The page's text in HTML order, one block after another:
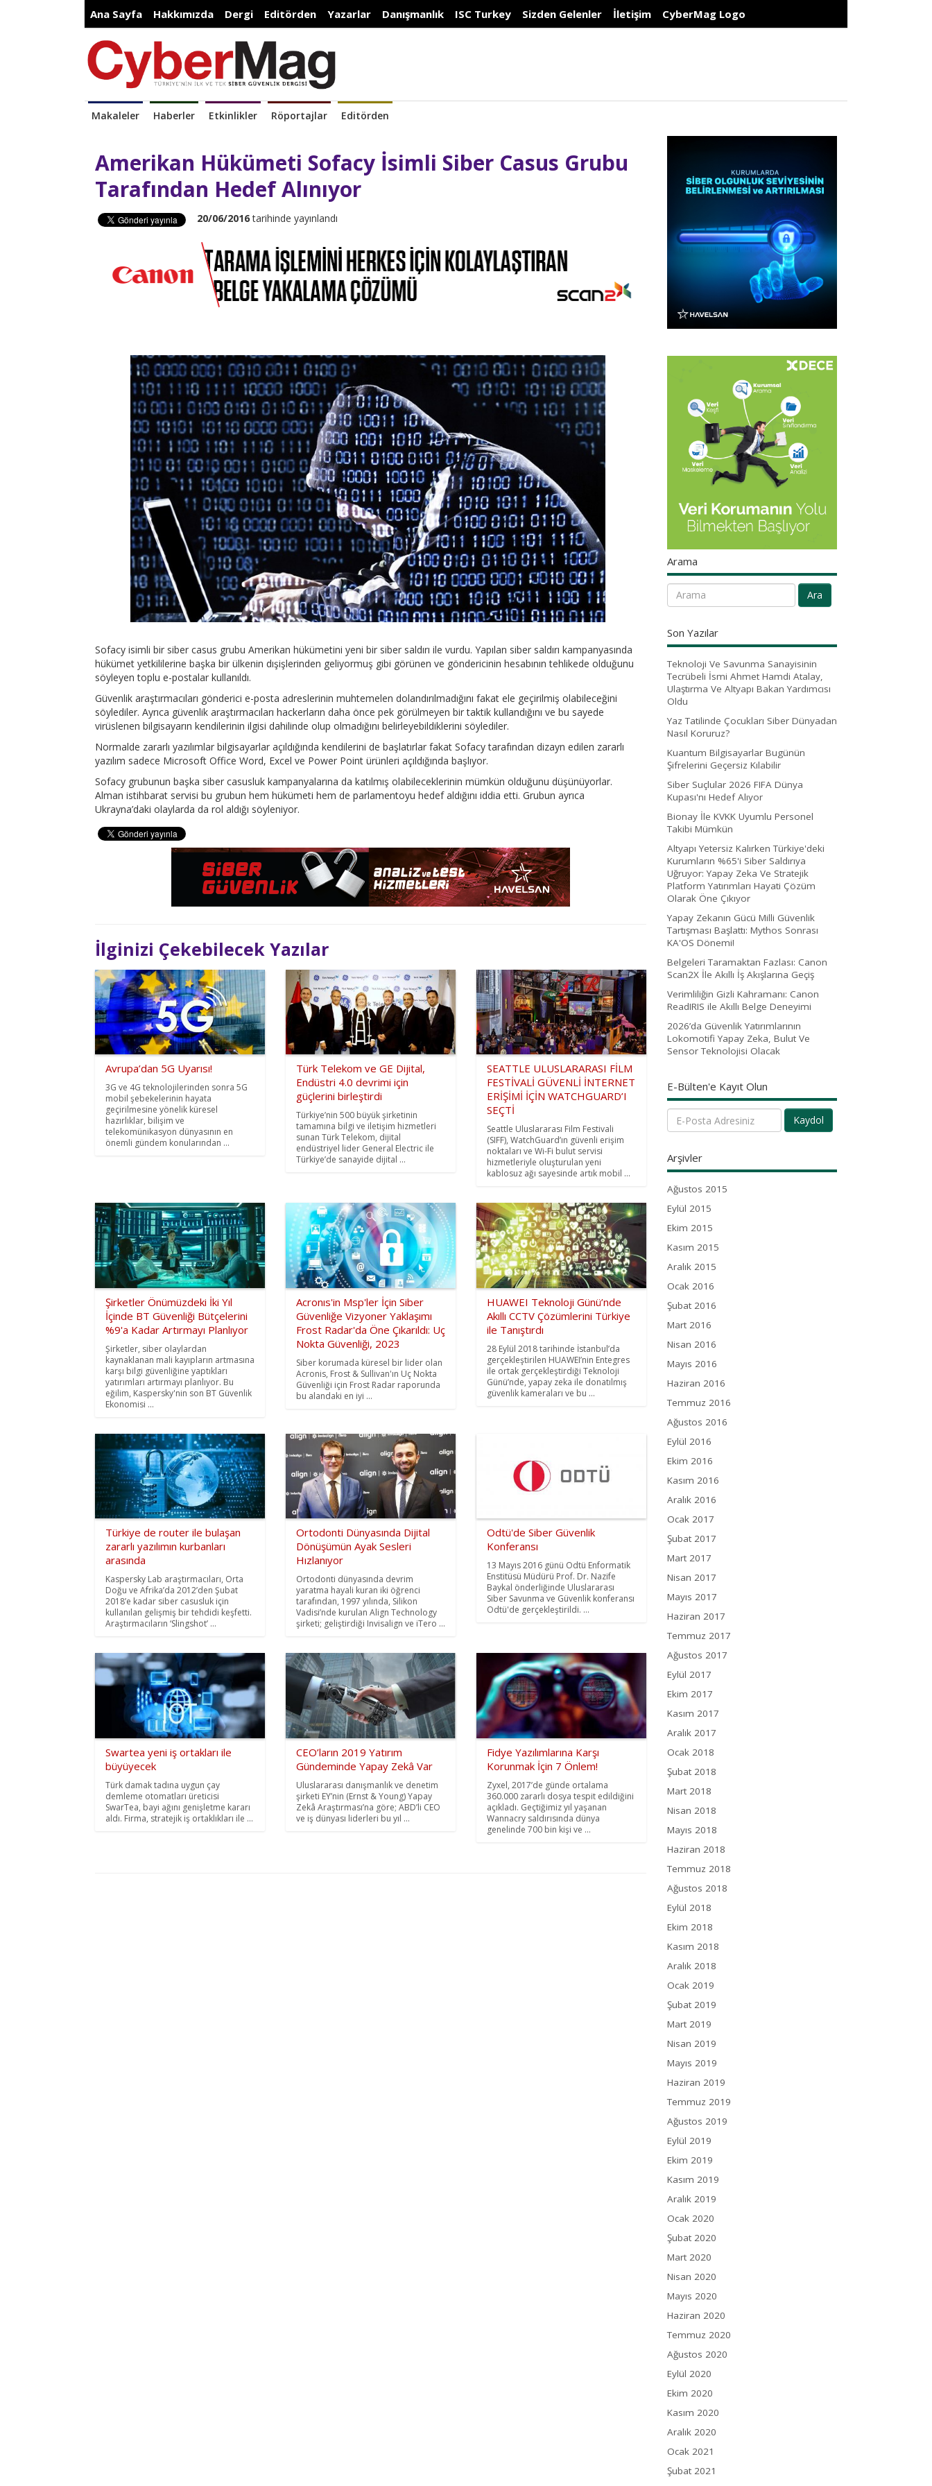
Ana Sayfa Hakkımızda Dergi Editörden Yazarlar Danışmanlık ISC Turkey Sizden Gelenler İletişim CyberMag Logo
Makaleler Haberler Etkinlikler Röportajlar Editörden
Amerikan Hükümeti Sofacy İsimli Siber Casus Grubu
Tarafından Hedef Alınıyor
20/06/2016tarihinde yayınlandı
Sofacy isimli bir siber casus grubu Amerikan hükümetini yeni bir siber saldırı ile vurdu. Yapılan siber saldırı kampanyasında
hükümet yetkililerine başka bir ülkenin dışişlerinden geliyormuş gibi görünen ve göndericinin hesabının tehlikede olduğunu
söyleyen toplu e-postalar kullanıldı.
Güvenlik araştırmacıları gönderici e-posta adreslerinin muhtemelen dolandırılmadığını fakat ele geçirilmiş olabileceğini
söylediler. Ayrıca güvenlik araştırmacıları hackerların daha önce pek görülmeyen bir taktik kullandığını ve bu sayede
virüslenen bilgisayarın kendilerinin ilgisi dahilinde olup olmadığını belirleyebildiklerini söylediler.
Normalde zararlı yazılımlar bilgisayarlar açıldığında kendilerini de başlatırlar fakat Sofacy tarafından dizayn edilen zararlı
yazılım sadece Microsoft Office Word, Excel ve Power Point ürünleri açıldığında başlıyor.
Sofacy grubunun başka siber casusluk kampanyalarına da katılmış olabileceklerinin mümkün olduğunu düşünüyorlar.
Alman istihbarat servisi bu grubun hem hükümeti hem de parlamentoyu hedef aldığını iddia etti. Grubun ayrıca
Ukrayna’daki olaylarda da rol aldığı söyleniyor.
İlginizi Çekebilecek Yazılar
Avrupa’dan 5G Uyarısı!
3G ve 4G teknolojilerinden sonra 5G
mobil şebekelerinin hayata
geçirilmesine yönelik küresel
hazırlıklar, bilişim ve
telekomünikasyon dünyasının en
önemli gündem konularından ...
Türk Telekom ve GE Dijital,
Endüstri 4.0 devrimi için
güçlerini birleştirdi
Türkiye’nin 500 büyük şirketinin
tamamına bilgi ve iletişim hizmetleri
sunan Türk Telekom, dijital
endüstriyel lider General Electric ile
Türkiye’de sanayide dijital ...
SEATTLE ULUSLARARASI FİLM
FESTİVALİ GÜVENLİ İNTERNET
ERİŞİMİ İÇİN WATCHGUARD’I
SEÇTİ
Seattle Uluslararası Film Festivali
(SIFF), WatchGuard’ın güvenli erişim
noktaları ve Wi-Fi bulut servisi
hizmetleriyle oluşturulan yeni
kablosuz ağı sayesinde artık mobil ...
Şirketler Önümüzdeki İki Yıl
İçinde BT Güvenliği Bütçelerini
%9'a Kadar Artırmayı Planlıyor
Şirketler, siber olaylardan
kaynaklanan mali kayıpların artmasına
karşı bilgi güvenliğine yaptıkları
yatırımları artırmayı planlıyor. Bu
eğilim, Kaspersky'nin son BT Güvenlik
Ekonomisi ...
Acronıs'in Msp'ler İçin Siber
Güvenliğe Vizyoner Yaklaşımı
Frost Radar'da Öne Çıkarıldı: Uç
Nokta Güvenliği, 2023
Siber korumada küresel bir lider olan
Acronis, Frost & Sullivan'ın Uç Nokta
Güvenliği için Frost Radar raporunda
bu alandaki en iyi ...
HUAWEI Teknoloji Günü’nde
Akıllı CCTV Çözümlerini Türkiye
ile Tanıştırdı
28 Eylül 2018 tarihinde İstanbul’da
gerçekleştirilen HUAWEI’nin Entegres
ile ortak gerçekleştirdiği Teknoloji
Günü’nde, yapay zeka ile donatılmış
güvenlik kameraları ve bu ...
Türkiye de router ile bulaşan
zararlı yazılımın kurbanları
arasında
Kaspersky Lab araştırmacıları, Orta
Doğu ve Afrika’da 2012’den Şubat
2018’e kadar siber casusluk için
kullanılan gelişmiş bir tehdidi keşfetti.
Araştırmacıların ‘Slingshot’ ...
Ortodonti Dünyasında Dijital
Dönüşümün Ayak Sesleri
Hızlanıyor
Ortodonti dünyasında devrim
yaratma hayali kuran iki öğrenci
tarafından, 1997 yılında, Silikon
Vadisi’nde kurulan Align Technology
şirketi; geliştirdiği Invisalign ve iTero ...
Odtü'de Siber Güvenlik
Konferansı
13 Mayıs 2016 günü Odtü Enformatik
Enstitüsü Müdürü Prof. Dr. Nazife
Baykal önderliğinde Uluslararası
Siber Savunma ve Güvenlik konferansı
Odtü'de gerçekleştirildi. ...
Swartea yeni iş ortakları ile
büyüyecek
Türk damak tadına uygun çay
demleme otomatları üreticisi
SwarTea, bayi ağını genişletme kararı
aldı. Firma, stratejik iş ortaklıkları ile ...
CEO’ların 2019 Yatırım
Gündeminde Yapay Zekâ Var
Uluslararası danışmanlık ve denetim
şirketi EY’nin (Ernst & Young) Yapay
Zekâ Araştırması’na göre; ABD’li CEO
ve iş dünyası liderleri bu yıl ...
Fidye Yazılımlarına Karşı
Korunmak İçin 7 Önlem!
Zyxel, 2017’de günde ortalama
360.000 zararlı dosya tespit edildiğini
açıkladı. Geçtiğimiz yıl yaşanan
Wannacry saldırısında dünya
genelinde 700 bin kişi ve ...
Arama
Ara
Son Yazılar
Teknoloji Ve Savunma Sanayisinin
Tecrübeli İsmi Ahmet Hamdi Atalay,
Ulaştırma Ve Altyapı Bakan Yardımcısı
Oldu
Yaz Tatilinde Çocukları Siber Dünyadan
Nasıl Koruruz?
Kuantum Bilgisayarlar Bugünün
Şifrelerini Geçersiz Kılabilir
Siber Suçlular 2026 FIFA Dünya
Kupası'nı Hedef Alıyor
Bionay İle KVKK Uyumlu Personel
Takibi Mümkün
Altyapı Yetersiz Kalırken Türkiye'deki
Kurumların %65'i Siber Saldırıya
Uğruyor: Yapay Zeka Ve Stratejik
Platform Yatırımları Hayati Çözüm
Olarak Öne Çıkıyor
Yapay Zekanın Gücü Milli Güvenlik
Tartışması Başlattı: Mythos Sonrası
KA'OS Dönemi!
Belgeleri Taramaktan Fazlası: Canon
Scan2X İle Akıllı İş Akışlarına Geçiş
Verimliliğin Gizli Kahramanı: Canon
ReadIRIS ile Akıllı Belge Deneyimi
2026’da Güvenlik Yatırımlarının
Lokomotifi Yapay Zeka, Bulut Ve
Sensor Teknolojisi Olacak
E-Bülten'e Kayıt Olun
Kaydol
Arşivler
Ağustos 2015
Eylül 2015
Ekim 2015
Kasım 2015
Aralık 2015
Ocak 2016
Şubat 2016
Mart 2016
Nisan 2016
Mayıs 2016
Haziran 2016
Temmuz 2016
Ağustos 2016
Eylül 2016
Ekim 2016
Kasım 2016
Aralık 2016
Ocak 2017
Şubat 2017
Mart 2017
Nisan 2017
Mayıs 2017
Haziran 2017
Temmuz 2017
Ağustos 2017
Eylül 2017
Ekim 2017
Kasım 2017
Aralık 2017
Ocak 2018
Şubat 2018
Mart 2018
Nisan 2018
Mayıs 2018
Haziran 2018
Temmuz 2018
Ağustos 2018
Eylül 2018
Ekim 2018
Kasım 2018
Aralık 2018
Ocak 2019
Şubat 2019
Mart 2019
Nisan 2019
Mayıs 2019
Haziran 2019
Temmuz 2019
Ağustos 2019
Eylül 2019
Ekim 2019
Kasım 2019
Aralık 2019
Ocak 2020
Şubat 2020
Mart 2020
Nisan 2020
Mayıs 2020
Haziran 2020
Temmuz 2020
Ağustos 2020
Eylül 2020
Ekim 2020
Kasım 2020
Aralık 2020
Ocak 2021
Şubat 2021